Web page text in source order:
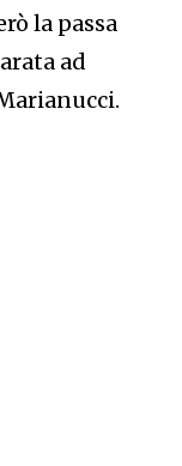
la passa
ad